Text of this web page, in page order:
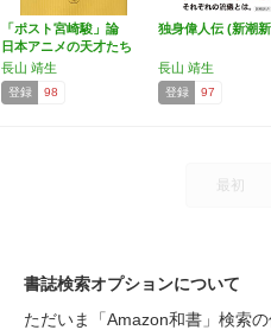
「ポスト宮崎駿」論
日本アニメの天才たち
(…
長山 靖生
登録 98
独身偉人伝 (新潮
長山 靖生
登録 97
最初
書誌検索オプションについて
ただいま「Amazon和書」検索